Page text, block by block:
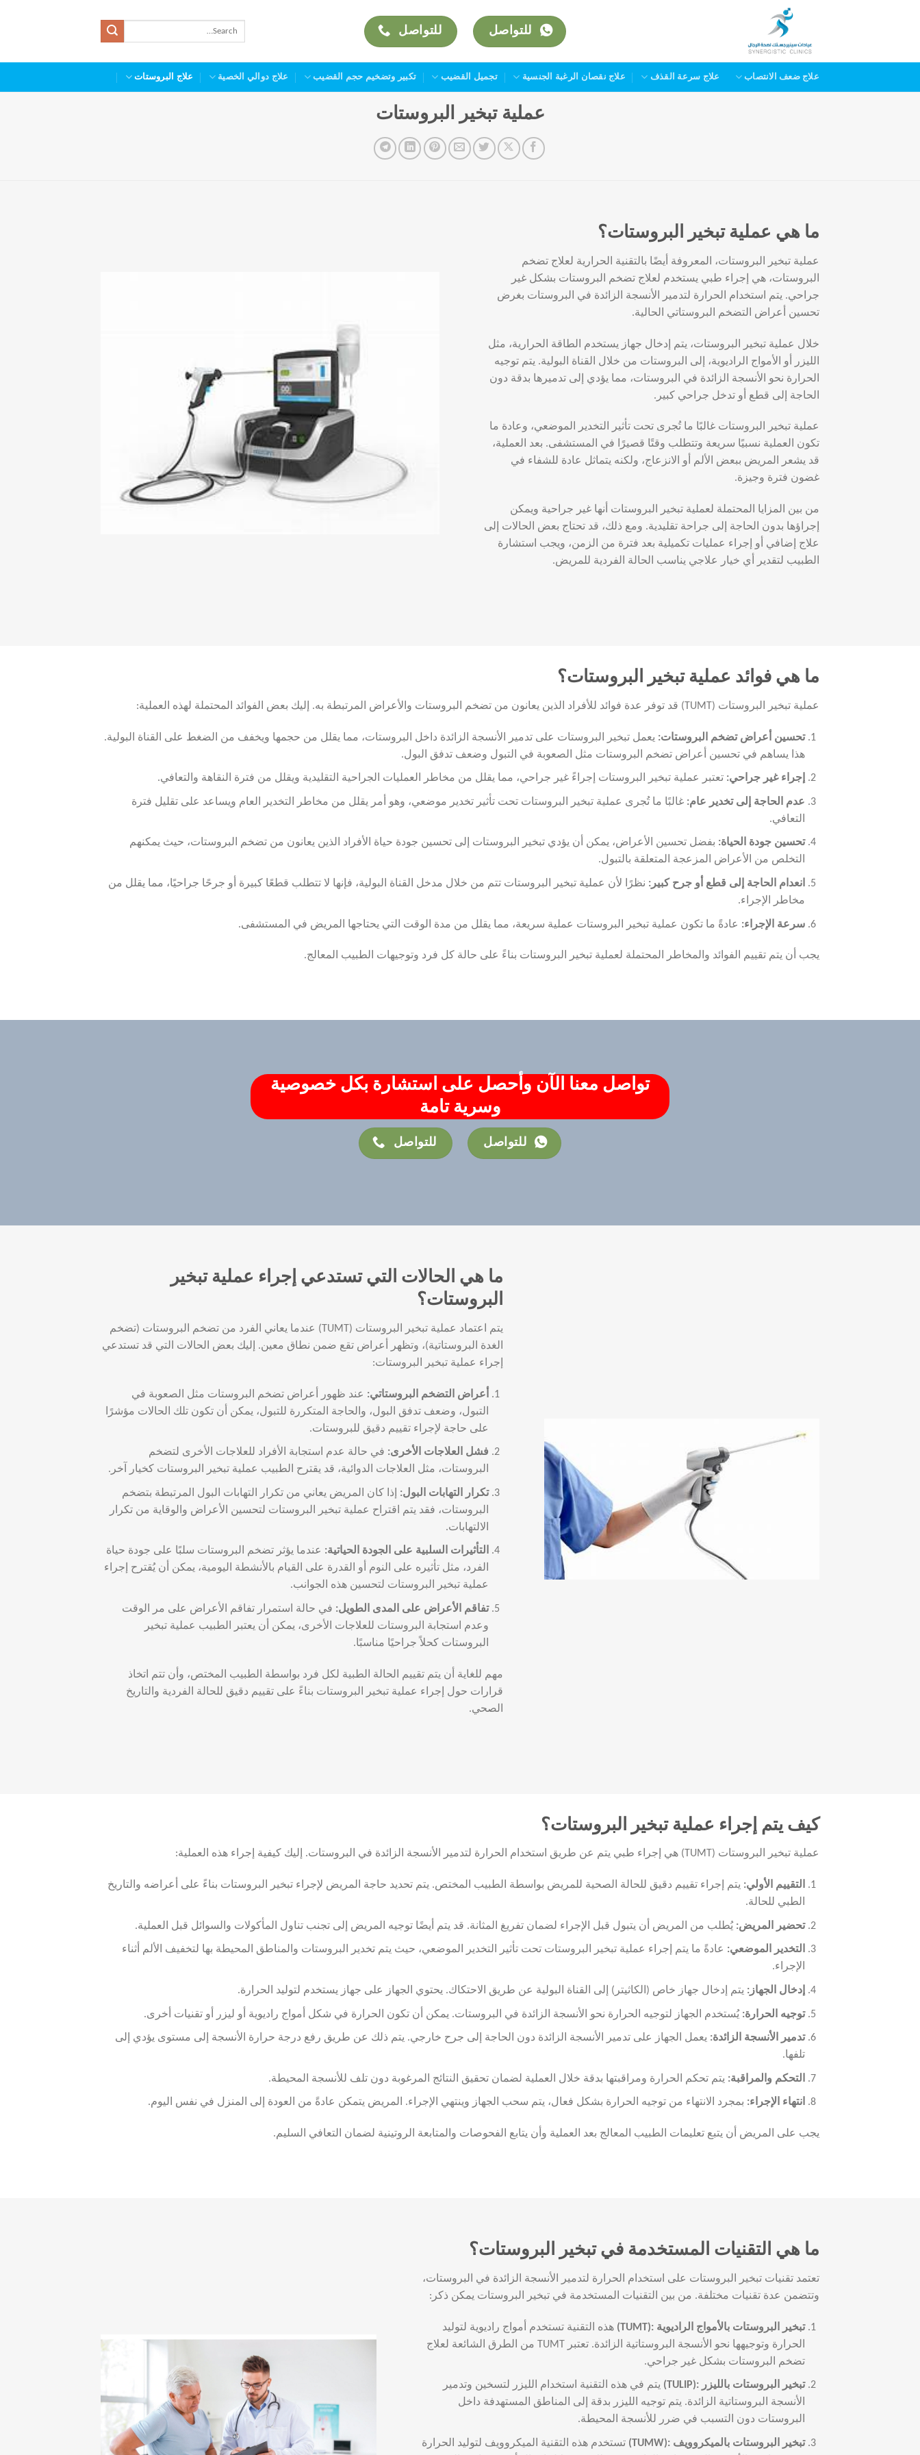
للتواصل للتواصل
علاج ضعف الانتصاب علاج سرعة القذف علاج نقصان الرغبة الجنسية تجميل القضيب تكبير وتضخيم حجم القضيب علاج دوالي الخصية علاج البروستات
عملية تبخير البروستات
ما هي عملية تبخير البروستات؟
عملية تبخير البروستات، المعروفة أيضًا بالتقنية الحرارية لعلاج تضخم
البروستات، هي إجراء طبي يستخدم لعلاج تضخم البروستات بشكل غير
جراحي. يتم استخدام الحرارة لتدمير الأنسجة الزائدة في البروستات بغرض
تحسين أعراض التضخم البروستاتي الحالية.
خلال عملية تبخير البروستات، يتم إدخال جهاز يستخدم الطاقة الحرارية، مثل
الليزر أو الأمواج الراديوية، إلى البروستات من خلال القناة البولية. يتم توجيه
الحرارة نحو الأنسجة الزائدة في البروستات، مما يؤدي إلى تدميرها بدقة دون
الحاجة إلى قطع أو تدخل جراحي كبير.
عملية تبخير البروستات غالبًا ما تُجرى تحت تأثير التخدير الموضعي، وعادة ما
تكون العملية نسبيًا سريعة وتتطلب وقتًا قصيرًا في المستشفى. بعد العملية،
قد يشعر المريض ببعض الألم أو الانزعاج، ولكنه يتماثل عادة للشفاء في
غضون فترة وجيزة.
من بين المزايا المحتملة لعملية تبخير البروستات أنها غير جراحية ويمكن
إجراؤها بدون الحاجة إلى جراحة تقليدية. ومع ذلك، قد تحتاج بعض الحالات إلى
علاج إضافي أو إجراء عمليات تكميلية بعد فترة من الزمن، ويجب استشارة
الطبيب لتقدير أي خيار علاجي يناسب الحالة الفردية للمريض.
ما هي فوائد عملية تبخير البروستات؟
عملية تبخير البروستات (TUMT) قد توفر عدة فوائد للأفراد الذين يعانون من تضخم البروستات والأعراض المرتبطة به. إليك بعض الفوائد المحتملة لهذه العملية:
تحسين أعراض تضخم البروستات: يعمل تبخير البروستات على تدمير الأنسجة الزائدة داخل البروستات، مما يقلل من حجمها ويخفف من الضغط على القناة البولية.
هذا يساهم في تحسين أعراض تضخم البروستات مثل الصعوبة في التبول وضعف تدفق البول.
إجراء غير جراحي: تعتبر عملية تبخير البروستات إجراءً غير جراحي، مما يقلل من مخاطر العمليات الجراحية التقليدية ويقلل من فترة النقاهة والتعافي.
عدم الحاجة إلى تخدير عام: غالبًا ما تُجرى عملية تبخير البروستات تحت تأثير تخدير موضعي، وهو أمر يقلل من مخاطر التخدير العام ويساعد على تقليل فترة
التعافي.
تحسين جودة الحياة: بفضل تحسين الأعراض، يمكن أن يؤدي تبخير البروستات إلى تحسين جودة حياة الأفراد الذين يعانون من تضخم البروستات، حيث يمكنهم
التخلص من الأعراض المزعجة المتعلقة بالتبول.
انعدام الحاجة إلى قطع أو جرح كبير : نظرًا لأن عملية تبخير البروستات تتم من خلال مدخل القناة البولية، فإنها لا تتطلب قطعًا كبيرة أو جرحًا جراحيًا، مما يقلل من
مخاطر الإجراء.
سرعة الإجراء: عادةً ما تكون عملية تبخير البروستات عملية سريعة، مما يقلل من مدة الوقت التي يحتاجها المريض في المستشفى.
يجب أن يتم تقييم الفوائد والمخاطر المحتملة لعملية تبخير البروستات بناءً على حالة كل فرد وتوجيهات الطبيب المعالج.
تواصل معنا الآن وأحصل على استشارة بكل خصوصية
وسرية تامة
للتواصل للتواصل
ما هي الحالات التي تستدعي إجراء عملية تبخير
البروستات؟
يتم اعتماد عملية تبخير البروستات (TUMT) عندما يعاني الفرد من تضخم البروستات (تضخم
الغدة البروستاتية)، وتظهر أعراض تقع ضمن نطاق معين. إليك بعض الحالات التي قد تستدعي
إجراء عملية تبخير البروستات:
أعراض التضخم البروستاتي: عند ظهور أعراض تضخم البروستات مثل الصعوبة في
التبول، وضعف تدفق البول، والحاجة المتكررة للتبول، يمكن أن تكون تلك الحالات مؤشرًا
على حاجة لإجراء تقييم دقيق للبروستات.
فشل العلاجات الأخرى: في حالة عدم استجابة الأفراد للعلاجات الأخرى لتضخم
البروستات، مثل العلاجات الدوائية، قد يقترح الطبيب عملية تبخير البروستات كخيار آخر.
تكرار التهابات البول: إذا كان المريض يعاني من تكرار التهابات البول المرتبطة بتضخم
البروستات، فقد يتم اقتراح عملية تبخير البروستات لتحسين الأعراض والوقاية من تكرار
الالتهابات.
التأثيرات السلبية على الجودة الحياتية: عندما يؤثر تضخم البروستات سلبًا على جودة حياة
الفرد، مثل تأثيره على النوم أو القدرة على القيام بالأنشطة اليومية، يمكن أن يُقترح إجراء
عملية تبخير البروستات لتحسين هذه الجوانب.
تفاقم الأعراض على المدى الطويل: في حالة استمرار تفاقم الأعراض على مر الوقت
وعدم استجابة البروستات للعلاجات الأخرى، يمكن أن يعتبر الطبيب عملية تبخير
البروستات كحلاً جراحيًا مناسبًا.
مهم للغاية أن يتم تقييم الحالة الطبية لكل فرد بواسطة الطبيب المختص، وأن تتم اتخاذ
قرارات حول إجراء عملية تبخير البروستات بناءً على تقييم دقيق للحالة الفردية والتاريخ
الصحي.
كيف يتم إجراء عملية تبخير البروستات؟
عملية تبخير البروستات (TUMT) هي إجراء طبي يتم عن طريق استخدام الحرارة لتدمير الأنسجة الزائدة في البروستات. إليك كيفية إجراء هذه العملية:
التقييم الأولي: يتم إجراء تقييم دقيق للحالة الصحية للمريض بواسطة الطبيب المختص. يتم تحديد حاجة المريض لإجراء تبخير البروستات بناءً على أعراضه والتاريخ
الطبي للحالة.
تحضير المريض: يُطلب من المريض أن يتبول قبل الإجراء لضمان تفريغ المثانة. قد يتم أيضًا توجيه المريض إلى تجنب تناول المأكولات والسوائل قبل العملية.
التخدير الموضعي: عادةً ما يتم إجراء عملية تبخير البروستات تحت تأثير التخدير الموضعي، حيث يتم تخدير البروستات والمناطق المحيطة بها لتخفيف الألم أثناء
الإجراء.
إدخال الجهاز : يتم إدخال جهاز خاص (الكاثيتر) إلى القناة البولية عن طريق الاحتكاك. يحتوي الجهاز على جهاز يستخدم لتوليد الحرارة.
توجيه الحرارة: يُستخدم الجهاز لتوجيه الحرارة نحو الأنسجة الزائدة في البروستات. يمكن أن تكون الحرارة في شكل أمواج راديوية أو ليزر أو تقنيات أخرى.
تدمير الأنسجة الزائدة: يعمل الجهاز على تدمير الأنسجة الزائدة دون الحاجة إلى جرح خارجي. يتم ذلك عن طريق رفع درجة حرارة الأنسجة إلى مستوى يؤدي إلى
تلفها.
التحكم والمراقبة: يتم تحكم الحرارة ومراقبتها بدقة خلال العملية لضمان تحقيق النتائج المرغوبة دون تلف للأنسجة المحيطة.
انتهاء الإجراء: بمجرد الانتهاء من توجيه الحرارة بشكل فعال، يتم سحب الجهاز وينتهي الإجراء. المريض يتمكن عادةً من العودة إلى المنزل في نفس اليوم.
يجب على المريض أن يتبع تعليمات الطبيب المعالج بعد العملية وأن يتابع الفحوصات والمتابعة الروتينية لضمان التعافي السليم.
ما هي التقنيات المستخدمة في تبخير البروستات؟
تعتمد تقنيات تبخير البروستات على استخدام الحرارة لتدمير الأنسجة الزائدة في البروستات،
وتتضمن عدة تقنيات مختلفة. من بين التقنيات المستخدمة في تبخير البروستات يمكن ذكر:
تبخير البروستات بالأمواج الراديوية :(TUMT)
هذه التقنية تستخدم أمواج راديوية لتوليد
الحرارة وتوجيهها نحو الأنسجة البروستاتية الزائدة. تعتبر TUMT من الطرق الشائعة لعلاج
تضخم البروستات بشكل غير جراحي.
تبخير البروستات بالليزر :(TULIP)
يتم في هذه التقنية استخدام الليزر لتسخين وتدمير
الأنسجة البروستاتية الزائدة. يتم توجيه الليزر بدقة إلى المناطق المستهدفة داخل
البروستات دون التسبب في ضرر للأنسجة المحيطة.
تبخير البروستات بالميكروويف :(TUMW)
تستخدم هذه التقنية الميكروويف لتوليد الحرارة